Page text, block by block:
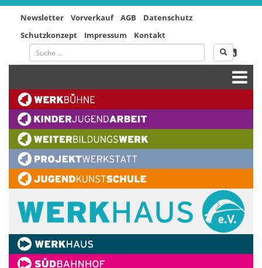
Newsletter Vorverkauf AGB
Datenschutz
Schutzkonzept
Impressum Kontakt